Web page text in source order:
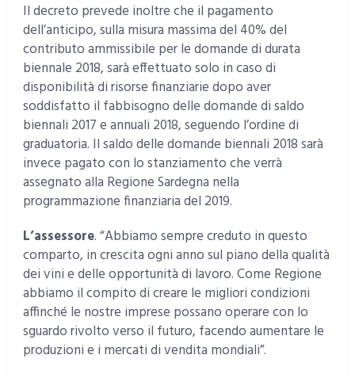
Il decreto prevede inoltre che il pagamento
dell’anticipo, sulla misura massima del 40% del
contributo ammissibile per le domande di durata
biennale 2018, sarà effettuato solo in caso di
disponibilità di risorse finanziarie dopo aver
soddisfatto il fabbisogno delle domande di saldo
biennali 2017 e annuali 2018, seguendo l’ordine di
graduatoria. Il saldo delle domande biennali 2018 sarà
invece pagato con lo stanziamento che verrà
assegnato alla Regione Sardegna nella
programmazione finanziaria del 2019.
L’assessore. “Abbiamo sempre creduto in questo
comparto, in crescita ogni anno sul piano della qualità
dei vini e delle opportunità di lavoro. Come Regione
abbiamo il compito di creare le migliori condizioni
affinché le nostre imprese possano operare con lo
sguardo rivolto verso il futuro, facendo aumentare le
produzioni e i mercati di vendita mondiali”.